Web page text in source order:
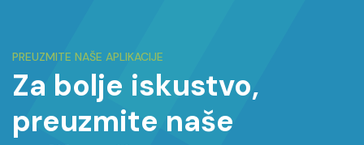
PREUZMITE NAŠE APLIKACIJE
Za bolje iskustvo,
preuzmite naše